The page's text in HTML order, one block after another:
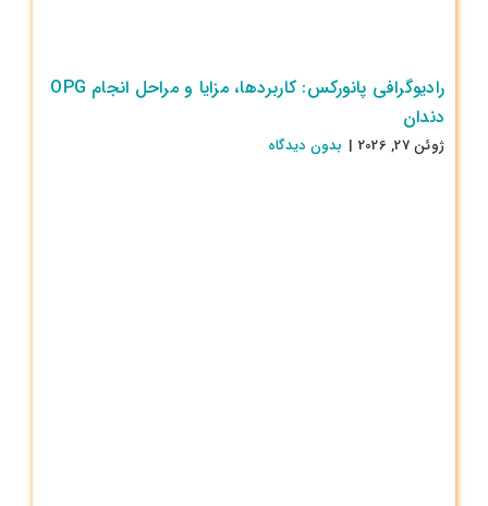
رادیوگرافی پانورکس: کاربردها، مزایا و مراحل انجام OPG
دندان
ژوئن 27, 2026 | بدون ديدگاه